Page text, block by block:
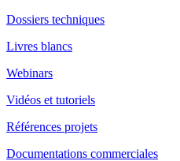
Dossiers techniques
Livres blancs
Webinars
Vidéos et tutoriels
Références projets
Documentations commerciales